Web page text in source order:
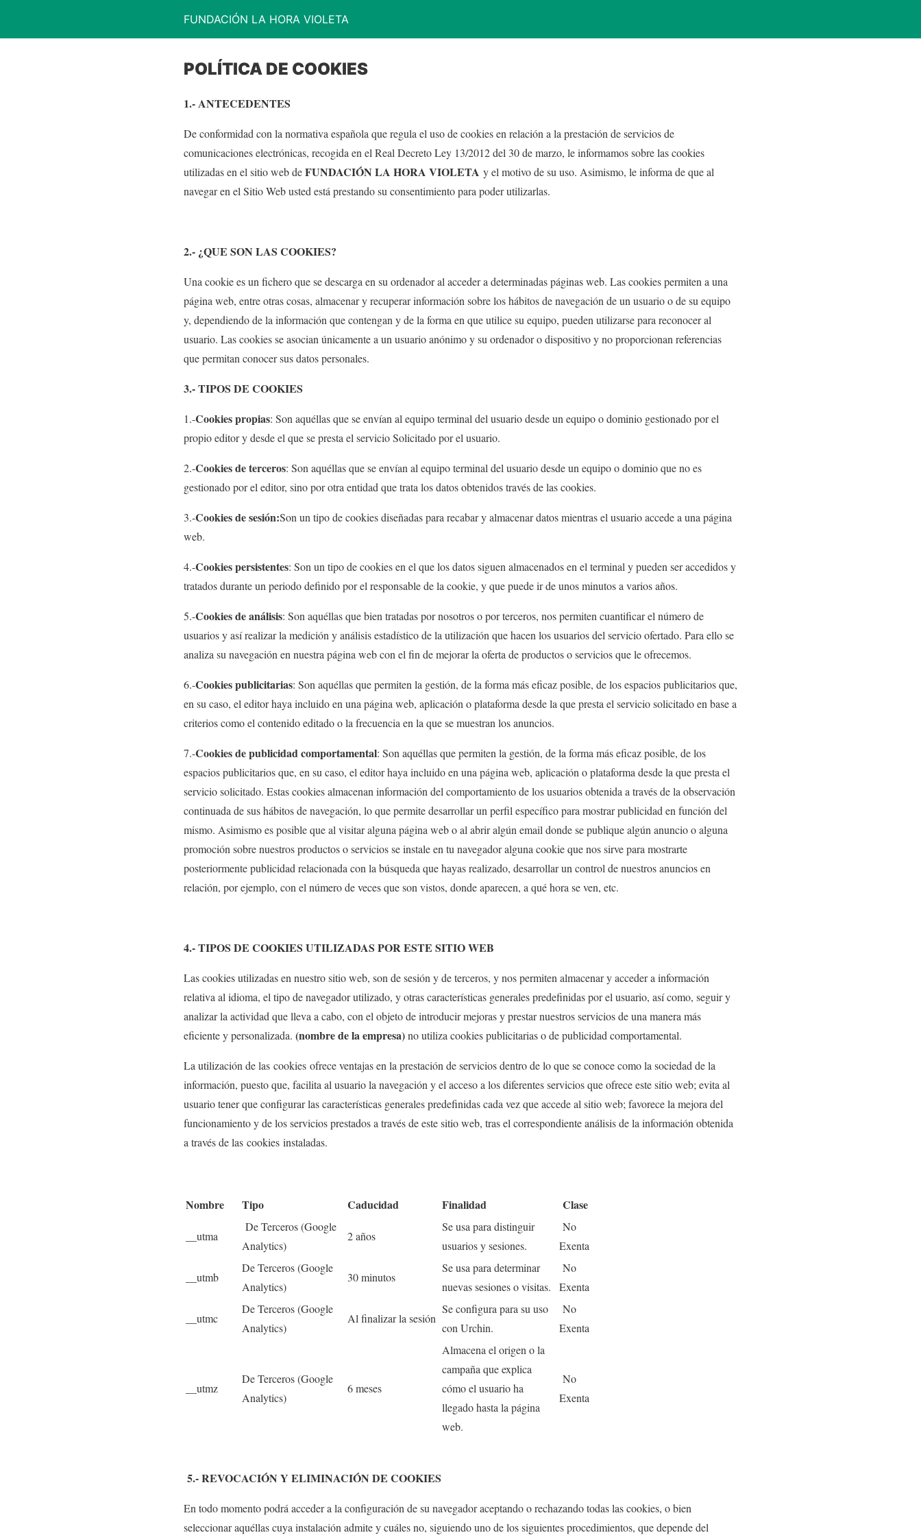
FUNDACIÓN LA HORA VIOLETA
POLÍTICA DE COOKIES
1.- ANTECEDENTES
De conformidad con la normativa española que regula el uso de cookies en relación a la prestación de servicios de
comunicaciones electrónicas, recogida en el Real Decreto Ley 13/2012 del 30 de marzo, le informamos sobre las cookies
utilizadas en el sitio web deFUNDACIÓN LA HORA VIOLETA y el motivo de su uso. Asimismo, le informa de que al
navegar en el Sitio Web usted está prestando su consentimiento para poder utilizarlas.
2.- ¿QUE SON LAS COOKIES?
Una cookie es un fichero que se descarga en su ordenador al acceder a determinadas páginas web. Las cookies permiten a una
página web, entre otras cosas, almacenar y recuperar información sobre los hábitos de navegación de un usuario o de su equipo
y, dependiendo de la información que contengan y de la forma en que utilice su equipo, pueden utilizarse para reconocer al
usuario. Las cookies se asocian únicamente a un usuario anónimo y su ordenador o dispositivo y no proporcionan referencias
que permitan conocer sus datos personales.
3.- TIPOS DE COOKIES
1.-Cookies propias: Son aquéllas que se envían al equipo terminal del usuario desde un equipo o dominio gestionado por el
propio editor y desde el que se presta el servicio Solicitado por el usuario.
2.-Cookies de terceros: Son aquéllas que se envían al equipo terminal del usuario desde un equipo o dominio que no es
gestionado por el editor, sino por otra entidad que trata los datos obtenidos través de las cookies.
3.-Cookies de sesión:Son un tipo de cookies diseñadas para recabar y almacenar datos mientras el usuario accede a una página
web.
4.-Cookies persistentes: Son un tipo de cookies en el que los datos siguen almacenados en el terminal y pueden ser accedidos y
tratados durante un periodo definido por el responsable de la cookie, y que puede ir de unos minutos a varios años.
5.-Cookies de análisis: Son aquéllas que bien tratadas por nosotros o por terceros, nos permiten cuantificar el número de
usuarios y así realizar la medición y análisis estadístico de la utilización que hacen los usuarios del servicio ofertado. Para ello se
analiza su navegación en nuestra página web con el fin de mejorar la oferta de productos o servicios que le ofrecemos.
6.-Cookies publicitarias: Son aquéllas que permiten la gestión, de la forma más eficaz posible, de los espacios publicitarios que,
en su caso, el editor haya incluido en una página web, aplicación o plataforma desde la que presta el servicio solicitado en base a
criterios como el contenido editado o la frecuencia en la que se muestran los anuncios.
7.-Cookies de publicidad comportamental: Son aquéllas que permiten la gestión, de la forma más eficaz posible, de los
espacios publicitarios que, en su caso, el editor haya incluido en una página web, aplicación o plataforma desde la que presta el
servicio solicitado. Estas cookies almacenan información del comportamiento de los usuarios obtenida a través de la observación
continuada de sus hábitos de navegación, lo que permite desarrollar un perfil específico para mostrar publicidad en función del
mismo. Asimismo es posible que al visitar alguna página web o al abrir algún email donde se publique algún anuncio o alguna
promoción sobre nuestros productos o servicios se instale en tu navegador alguna cookie que nos sirve para mostrarte
posteriormente publicidad relacionada con la búsqueda que hayas realizado, desarrollar un control de nuestros anuncios en
relación, por ejemplo, con el número de veces que son vistos, donde aparecen, a qué hora se ven, etc.
4.- TIPOS DE COOKIES UTILIZADAS POR ESTE SITIO WEB
Las cookies utilizadas en nuestro sitio web, son de sesión y de terceros, y nos permiten almacenar y acceder a información
relativa al idioma, el tipo de navegador utilizado, y otras características generales predefinidas por el usuario, así como, seguir y
analizar la actividad que lleva a cabo, con el objeto de introducir mejoras y prestar nuestros servicios de una manera más
eficiente y personalizada. (nombre de la empresa)no utiliza cookies publicitarias o de publicidad comportamental.
La utilización de las cookies ofrece ventajas en la prestación de servicios dentro de lo que se conoce como la sociedad de la
información, puesto que, facilita al usuario la navegación y el acceso a los diferentes servicios que ofrece este sitio web; evita al
usuario tener que configurar las características generales predefinidas cada vez que accede al sitio web; favorece la mejora del
funcionamiento y de los servicios prestados a través de este sitio web, tras el correspondiente análisis de la información obtenida
a través de las cookies instaladas.
Nombre Tipo Caducidad Finalidad Clase
__utma
De Terceros (Google
Analytics)
2 años
Se usa para distinguir
usuarios y sesiones.
No
Exenta
__utmb
De Terceros (Google
Analytics)
30 minutos
Se usa para determinar
nuevas sesiones o visitas.
No
Exenta
__utmc
De Terceros (Google
Analytics)
Al finalizar la sesión
Se configura para su uso
con Urchin.
No
Exenta
__utmz
De Terceros (Google
Analytics)
6 meses
Almacena el origen o la
campaña que explica
cómo el usuario ha
llegado hasta la página
web.
No
Exenta
5.- REVOCACIÓN Y ELIMINACIÓN DE COOKIES
En todo momento podrá acceder a la configuración de su navegador aceptando o rechazando todas las cookies, o bien
seleccionar aquéllas cuya instalación admite y cuáles no, siguiendo uno de los siguientes procedimientos, que depende del